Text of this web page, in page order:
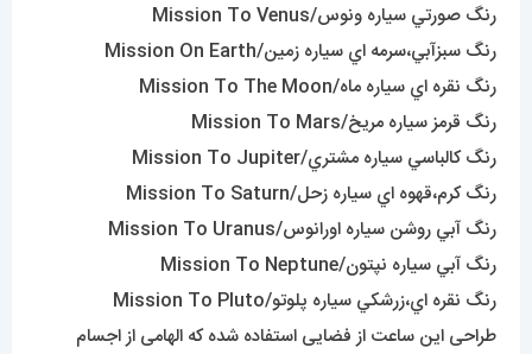
رنگ صورتي سياره ونوس/Mission To Venus
رنگ سبزآبي،سرمه اي سياره زمين/Mission On Earth
رنگ نقره اي سياره ماه/Mission To The Moon
رنگ قرمز سياره مريخ/Mission To Mars
رنگ کالباسي سياره مشتري/Mission To Jupiter
رنگ کرم،قهوه اي سياره زحل/Mission To Saturn
رنگ آبي روشن سياره اورانوس/Mission To Uranus
رنگ آبي سياره نپتون/Mission To Neptune
رنگ نقره اي،زرشکي سياره پلوتو/Mission To Pluto
طراحی این ساعت از فضایی استفاده شده که الهامی از اجسام